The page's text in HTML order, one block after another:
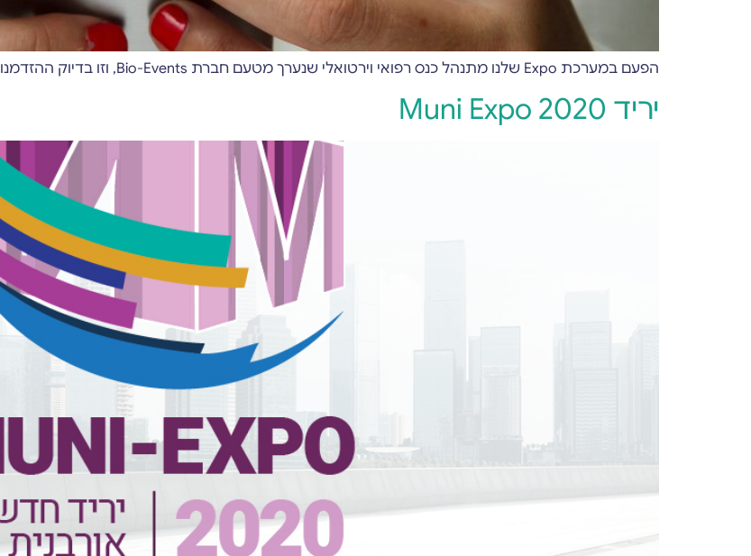
הפעם במערכת Expo שלנו מתנהל כנס רפואי וירטואלי שנערך מטעם חברת Bio-Events, וזו בדיוק ההזדמנות שלנו לספר לכם על Expo Wizard ועולם הכנסים הרפואיים
יריד Muni Expo 2020